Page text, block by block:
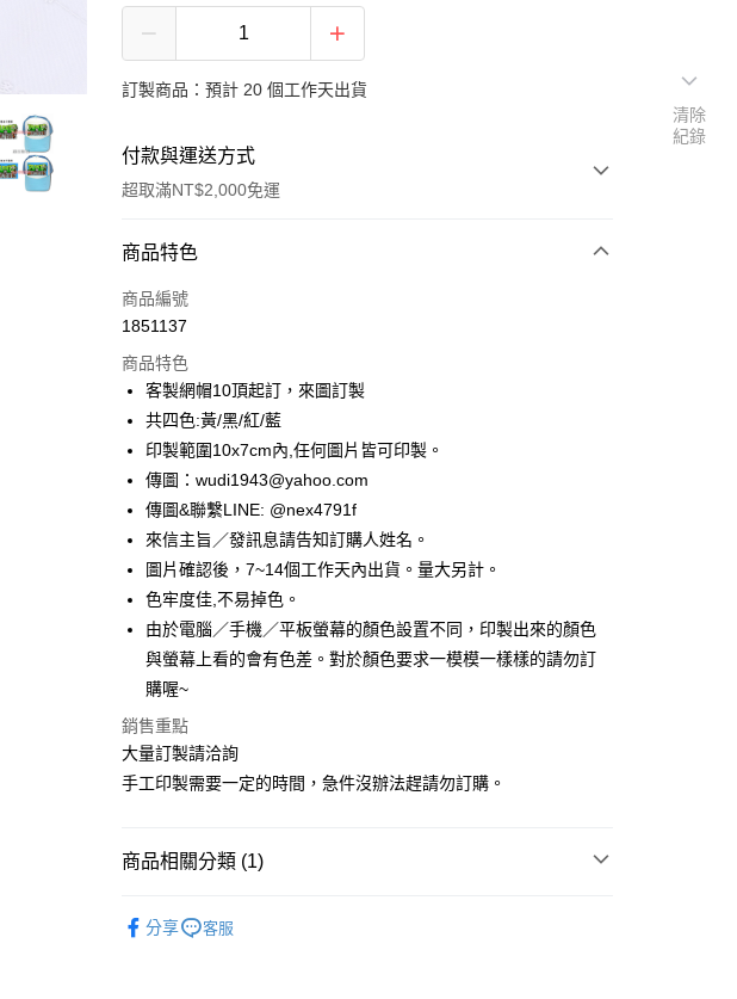
訂製商品：預計 20 個工作天出貨
付款與運送方式
超取滿NT$2,000免運
付款方式
信用卡一次付款
LINE Pay
Apple Pay
街口支付
悠遊付
全盈+PAY
AFTEE先享後付
相關說明
【關於「AFTEE先享後付」】
AFTEE先享後付是「在收到商品之後才付款」的支付方式。 讓您購物簡單
便利好安心！
１．簡單：不需註冊會員、不需綁卡、不需儲值。
２．便利：只要手機號碼，簡訊認證，即可結帳。
３．安心：先確認商品／服務後，再付款。
付」結帳頁面，進行簡訊認證並確認金額後，即可完成結帳。
２．訂單成立數日內，您將收到繳費通知簡訊。
※ 請注意：結帳手續完成當下不需立刻繳費，但若您需要取消訂單，請聯
ATM付款
運送方式
全家付款取貨
付款後全家取貨
商品特色
商品編號
1851137
商品特色
客製網帽10頂起訂，來圖訂製
共四色:黃/黑/紅/藍
印製範圍10x7cm內,任何圖片皆可印製。
傳圖：wudi1943@yahoo.com
傳圖&聯繫LINE: @nex4791f
來信主旨／發訊息請告知訂購人姓名。
圖片確認後，7~14個工作天內出貨。量大另計。
色牢度佳,不易掉色。
由於電腦／手機／平板螢幕的顏色設置不同，印製出來的顏色
與螢幕上看的會有色差。對於顏色要求一模模一樣樣的請勿訂
購喔~
銷售重點
大量訂製請洽詢
手工印製需要一定的時間，急件沒辦法趕請勿訂購。
商品相關分類 (1)
分享
客服
清除
紀錄